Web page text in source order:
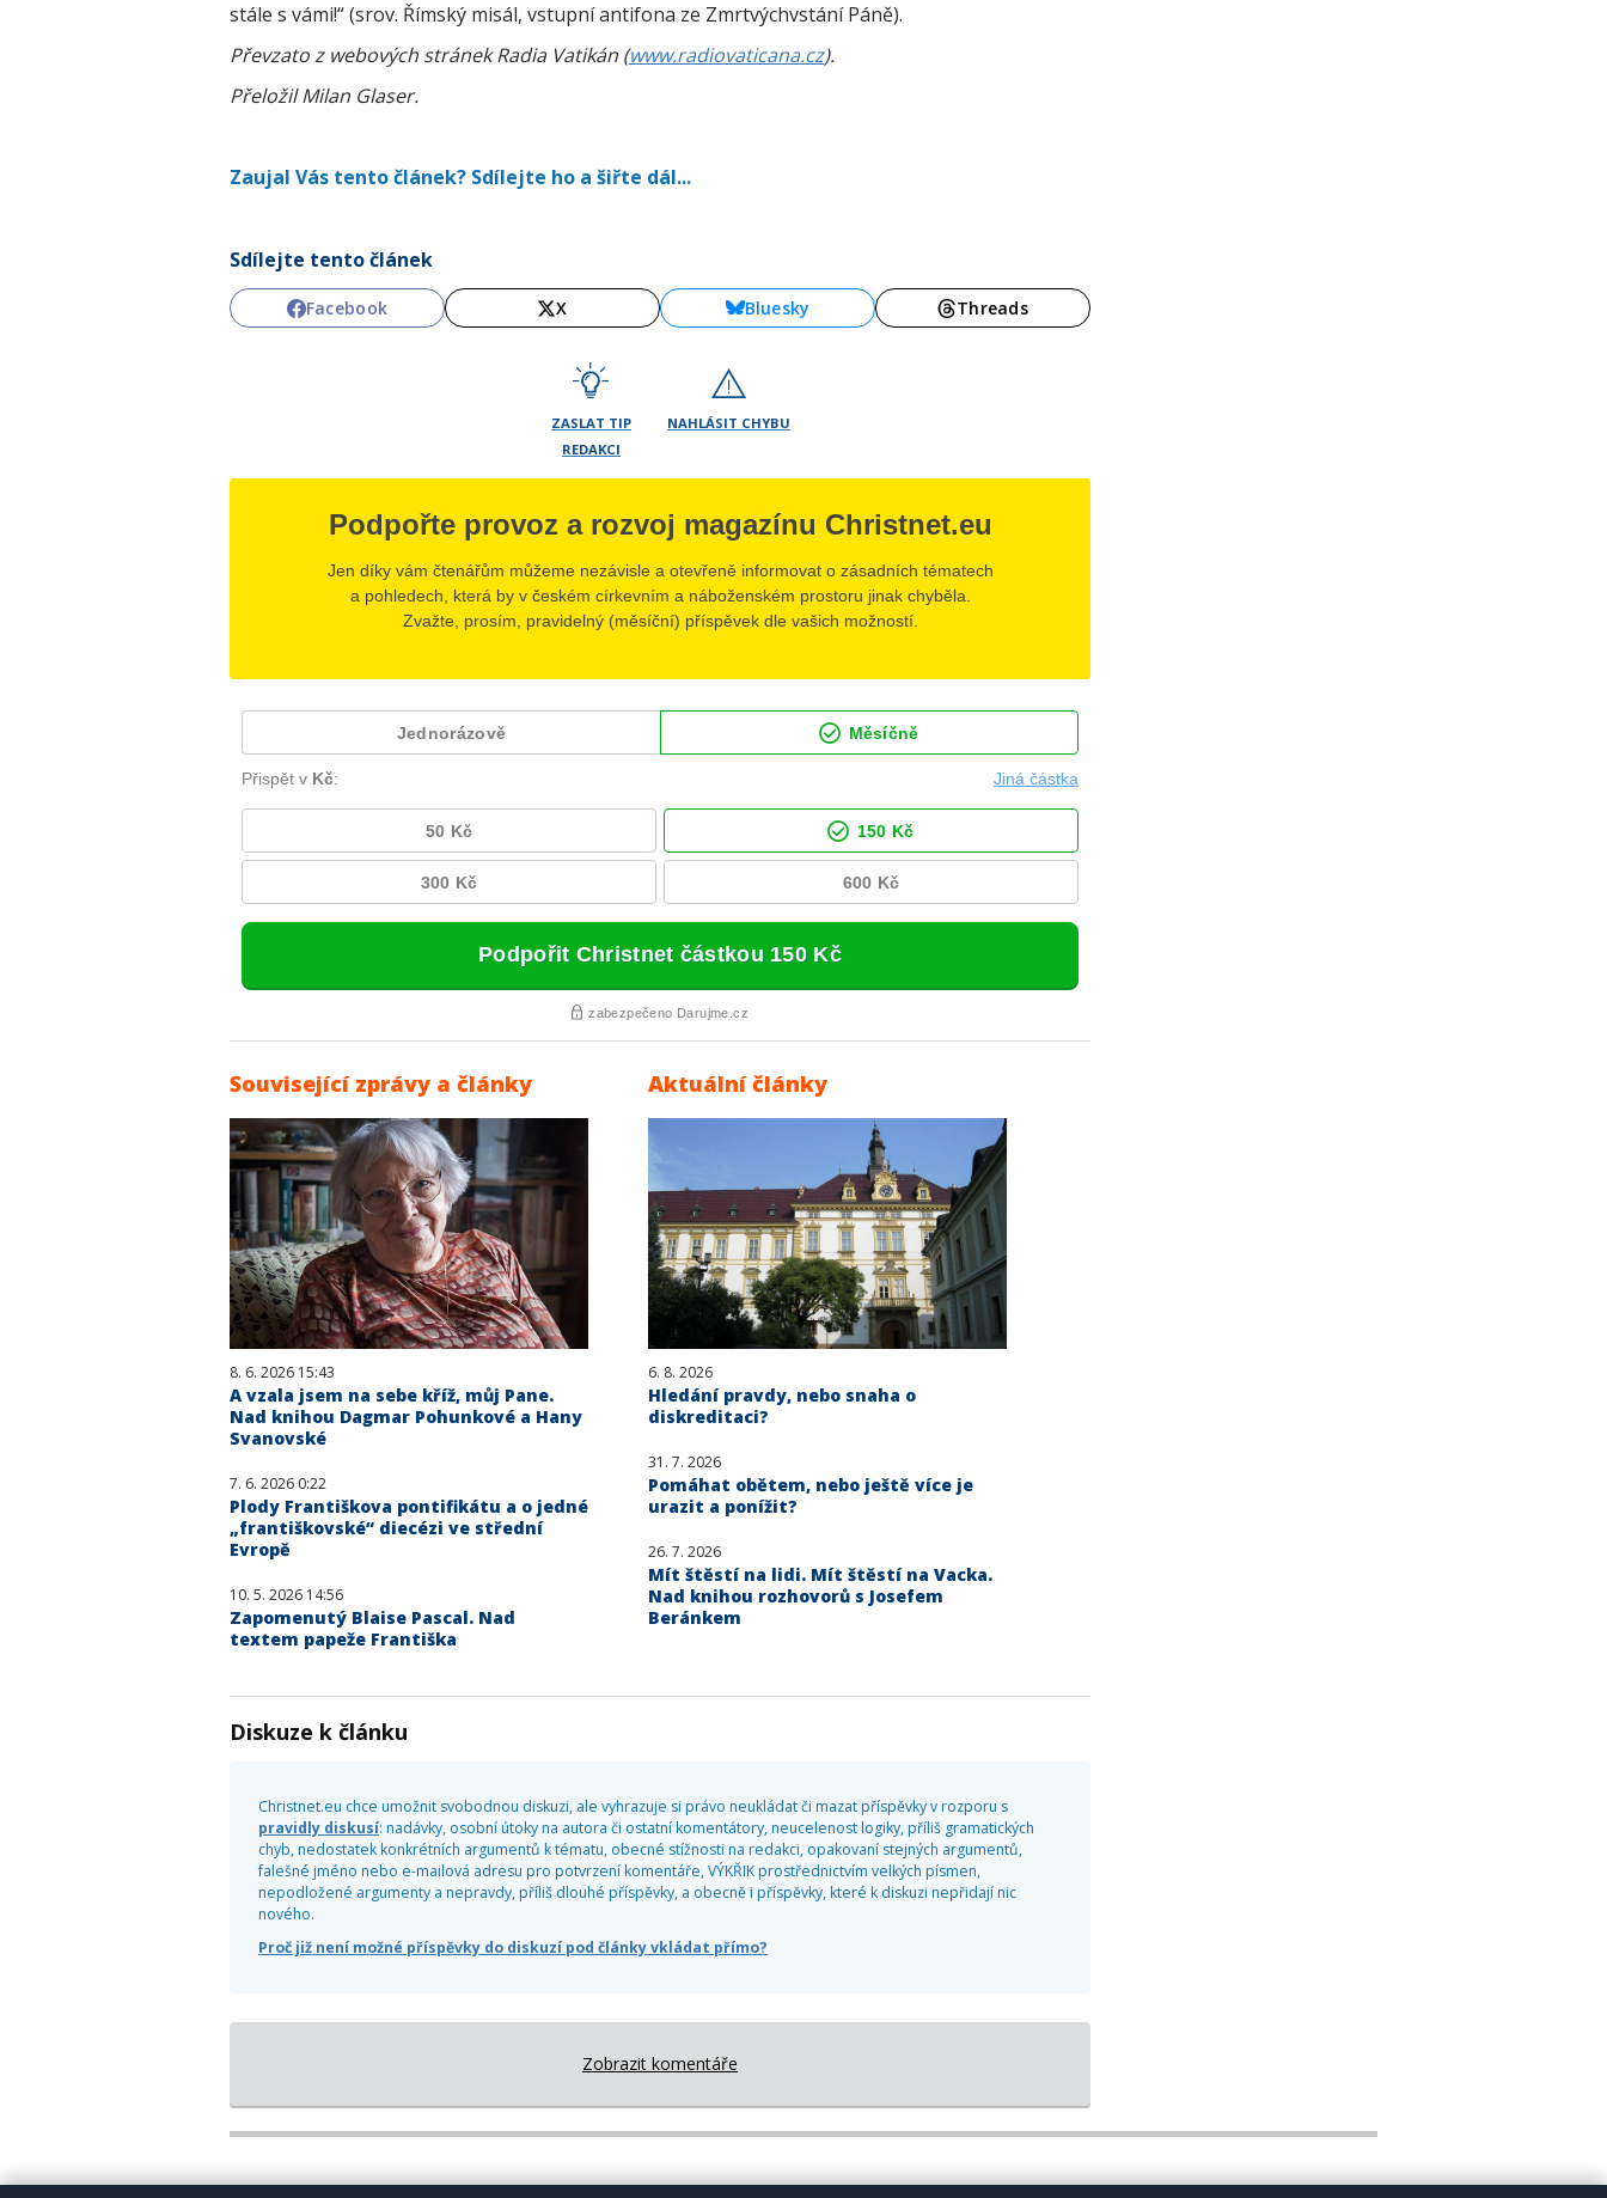
stále s vámi!“ (srov. Římský misál, vstupní antifona ze Zmrtvýchvstání Páně).
Převzato z webových stránek Radia Vatikán (www.radiovaticana.cz).
Přeložil Milan Glaser.
Zaujal Vás tento článek? Sdílejte ho a šiřte dál...
Sdílejte tento článek
Facebook X Bluesky Threads
ZASLAT TIP
REDAKCI
NAHLÁSIT CHYBU
Související zprávy a články
8. 6. 2026 15:43
A vzala jsem na sebe kříž, můj Pane.
Nad knihou Dagmar Pohunkové a Hany
Svanovské
7. 6. 2026 0:22
Plody Františkova pontifikátu a o jedné
„františkovské“ diecézi ve střední
Evropě
10. 5. 2026 14:56
Zapomenutý Blaise Pascal. Nad
textem papeže Františka
Aktuální články
6. 8. 2026
Hledání pravdy, nebo snaha o
diskreditaci?
31. 7. 2026
Pomáhat obětem, nebo ještě více je
urazit a ponížit?
26. 7. 2026
Mít štěstí na lidi. Mít štěstí na Vacka.
Nad knihou rozhovorů s Josefem
Beránkem
Diskuze k článku
Christnet.eu chce umožnit svobodnou diskuzi, ale vyhrazuje si právo neukládat či mazat příspěvky v rozporu s
pravidly diskusí: nadávky, osobní útoky na autora či ostatní komentátory, neucelenost logiky, příliš gramatických
chyb, nedostatek konkrétních argumentů k tématu, obecné stížnosti na redakci, opakovaní stejných argumentů,
falešné jméno nebo e-mailová adresu pro potvrzení komentáře, VÝKŘIK prostřednictvím velkých písmen,
nepodložené argumenty a nepravdy, příliš dlouhé příspěvky, a obecně i příspěvky, které k diskuzi nepřidají nic
nového.
Proč již není možné příspěvky do diskuzí pod články vkládat přímo?
Zobrazit komentáře
Copyright (c) Christnet.eu 2000–2026- ISSN 1213-0877